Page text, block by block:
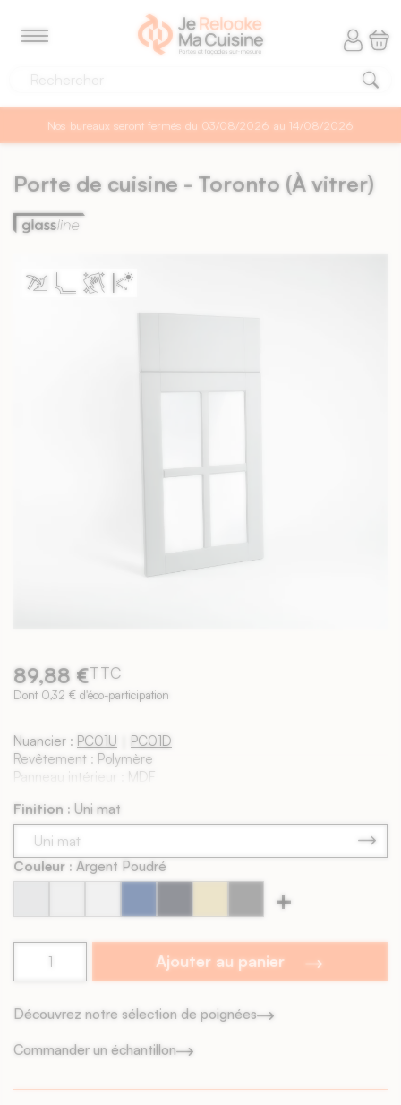
Nos bureaux seront fermés du 03/08/2026 au 14/08/2026
Porte de cuisine - Toronto (À vitrer)
89,88 €TTC
Dont 0,32 € d'éco-participation
Nuancier : PC01U ｜ PC01D
Revêtement : Polymère
Panneau intérieur : MDF
Contreface : Blanche
Chants visibles : Non
Livraison : 4 à 6 semaines
Finition : Uni mat
Couleur : Argent Poudré
Poudré Perlé
Soie
AbyssalEncre
de
Satiné
+
Ajouter au panier
Découvrez notre sélection de poignées
Commander un échantillon